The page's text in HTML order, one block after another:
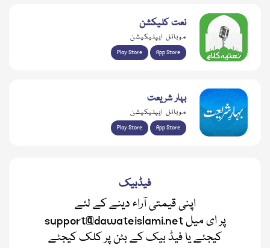
نعت کلیکشن
موبائل ایپلیکیشن
Play Store App Store
بہار شریعت
موبائل ایپلیکیشن
Play Store App Store
فیڈبیک
اپنی قیمتی آراء دینے کے لئے
support@dawateislami.net پر ای میل
کیجئے یا فیڈ بیک کے بٹن پر کلک کیجئے